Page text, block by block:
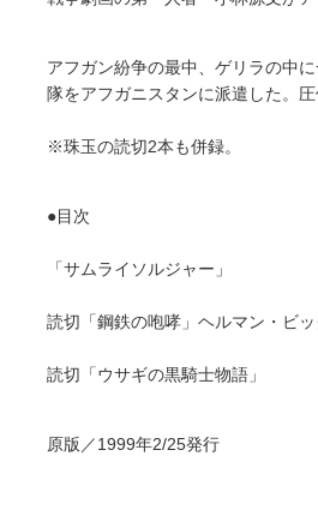
KEYMAN（12）【特
典ペーパー付き】
典ペー
アフガン紛争の最中、ゲリラの中
隊をアフガニスタンに派遣した。
※珠玉の読切2本も併録。
●目次
「サムライソルジャー」
読切「鋼鉄の咆哮」ヘルマン・ビ
読切「ウサギの黒騎士物語」
原版／1999年2/25発行